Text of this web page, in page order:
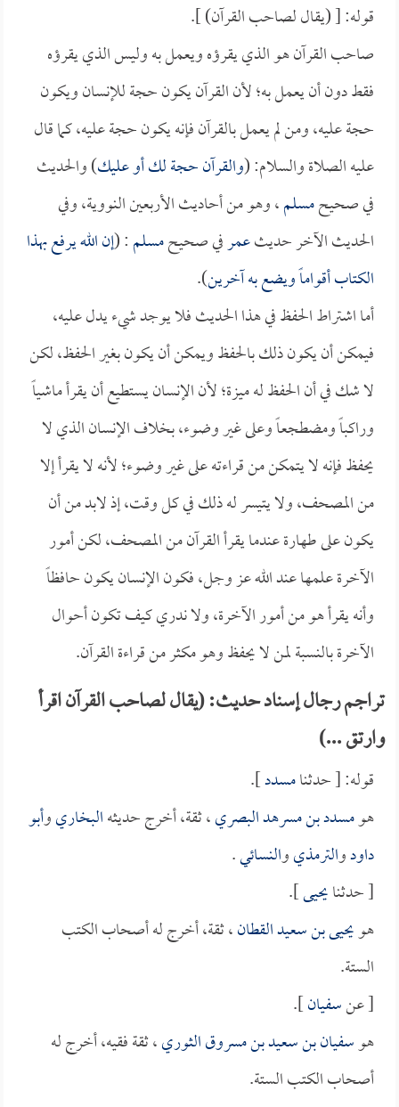
قوله: [ (يقال لصاحب القرآن) ].
صاحب القرآن هو الذي يقرؤه ويعمل به وليس الذي يقرؤه
فقط دون أن يعمل به؛ لأن القرآن يكون حجة للإنسان ويكون
حجة عليه، ومن لم يعمل بالقرآن فإنه يكون حجة عليه، كما قال
عليه الصلاة والسلام: (والقرآن حجة لك أو عليك) والحديث
في صحيحمسلم، وهو من أحاديث الأربعين النووية، وفي
الحديث الآخر حديثعمرفي صحيحمسلم: (إن الله يرفع بهذا
الكتاب أقواماً ويضع به آخرين).
أما اشتراط الحفظ في هذا الحديث فلا يوجد شيء يدل عليه،
فيمكن أن يكون ذلك بالحفظ ويمكن أن يكون بغير الحفظ، لكن
لا شك في أن الحفظ له ميزة؛ لأن الإنسان يستطيع أن يقرأ ماشياً
وراكباً ومضطجعاً وعلى غير وضوء، بخلاف الإنسان الذي لا
يحفظ فإنه لا يتمكن من قراءته على غير وضوء؛ لأنه لا يقرأ إلا
من المصحف، ولا يتيسر له ذلك في كل وقت، إذ لابد من أن
يكون على طهارة عندما يقرأ القرآن من المصحف، لكن أمور
الآخرة علمها عند الله عز وجل، فكون الإنسان يكون حافظاً
وأنه يقرأ هو من أمور الآخرة، ولا ندري كيف تكون أحوال
الآخرة بالنسبة لمن لا يحفظ وهو مكثر من قراءة القرآن.
تراجم رجال إسناد حديث: (يقال لصاحب القرآن اقرأ
وارتق ...)
قوله: [ حدثنامسدد].
هومسدد بن مسرهد البصري، ثقة، أخرج حديثهالبخاريوأبو
داودوالترمذيوالنسائي.
[ حدثنايحيى].
هويحيى بن سعيد القطان، ثقة، أخرج له أصحاب الكتب
الستة.
[ عنسفيان].
هوسفيان بن سعيد بن مسروق الثوري، ثقة فقيه، أخرج له
أصحاب الكتب الستة.